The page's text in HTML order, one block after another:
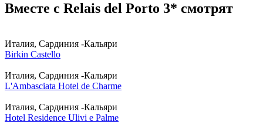
Вместе с Relais del Porto 3* смотрят
Италия, Сардиния -Кальяри
Birkin Castello
Италия, Сардиния -Кальяри
L'Ambasciata Hotel de Charme
Италия, Сардиния -Кальяри
Hotel Residence Ulivi e Palme